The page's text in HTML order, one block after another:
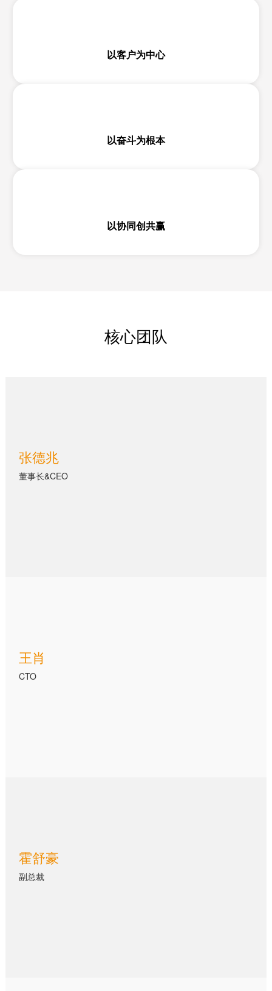
以客户为中心
以奋斗为根本
以协同创共赢
核心团队
张德兆
董事长&CEO
王肖
CTO
霍舒豪
副总裁